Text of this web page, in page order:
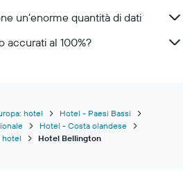
un’enorme quantità di dati
accurati al 100%?
hotel
Hotel - Paesi Bassi
Hotel - Costa olandese
hotel
Hotel Bellington